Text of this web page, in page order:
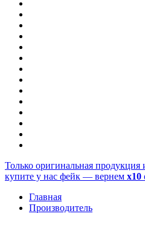
Только оригинальная
купите у нас фейк — вернем x10
Главная
Производитель